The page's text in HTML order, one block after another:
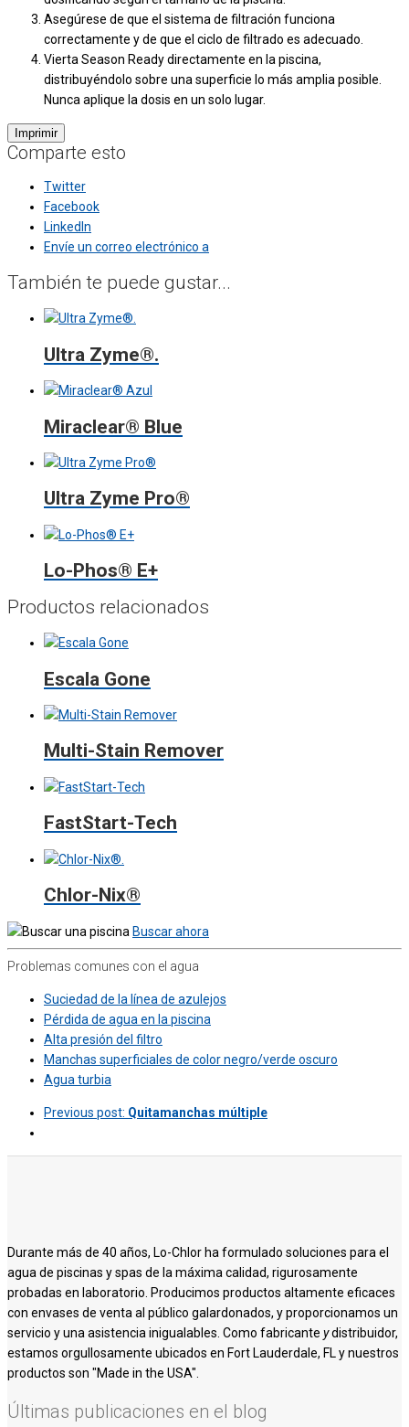
Asegúrese de que el sistema de filtración funciona
correctamente y de que el ciclo de filtrado es adecuado.
Vierta Season Ready directamente en la piscina,
distribuyéndolo sobre una superficie lo más amplia posible.
Nunca aplique la dosis en un solo lugar.
Comparte esto
Twitter
Facebook
LinkedIn
Envíe un correo electrónico a
También te puede gustar...
Ultra Zyme®.
Miraclear® Blue
Ultra Zyme Pro®
Lo-Phos® E+
Productos relacionados
Escala Gone
Multi-Stain Remover
FastStart-Tech
Chlor-Nix®
Buscar ahora
Problemas comunes con el agua
Suciedad de la línea de azulejos
Pérdida de agua en la piscina
Alta presión del filtro
Manchas superficiales de color negro/verde oscuro
Agua turbia
Previous post: Quitamanchas múltiple
Durante más de 40 años, Lo-Chlor ha formulado soluciones para el
agua de piscinas y spas de la máxima calidad, rigurosamente
probadas en laboratorio. Producimos productos altamente eficaces
con envases de venta al público galardonados, y proporcionamos un
servicio y una asistencia inigualables. Como fabricante ydistribuidor,
estamos orgullosamente ubicados en Fort Lauderdale, FL y nuestros
productos son "Made in the USA".
Últimas publicaciones en el blog